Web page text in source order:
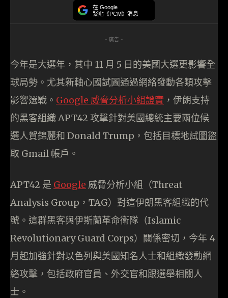
在 Google
緊貼《PCM》消息
- 廣告 -
今年是大選年，其中 11 月 5 日的美國大選更影響全
球局勢。尤其新軸心國試圖通過網絡發動各類攻擊
影響選戰。 Google 威脅分析小組證實 ，伊朗支持
的黑客組織 APT42 攻擊針對美國總統主要兩位候
選人賀錦麗和 Donald Trump，包括目標地試圖盜
取 Gmail 帳戶。
APT42 是 Google 威脅分析小組（Threat
Analysis Group，TAG）對這伊朗黑客組織的代
號。這群黑客與伊斯蘭革命衛隊（Islamic
Revolutionary Guard Corps）關係密切，今年 4
月起加強針對以色列與美國知名人士和組織發動網
絡攻擊，包括政府官員、外交官和跟選舉相關人
士。